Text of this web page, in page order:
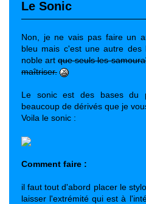
Le Sonic
Non, je ne vais pas faire un
bleu mais c'est une autre des
noble artque seuls les
maîtriser.
Le sonic est des bases du
beaucoup de dérivés que je
Voila le sonic :
Comment faire :
il faut tout d'abord placer le
laisser l'extrémité qui est à